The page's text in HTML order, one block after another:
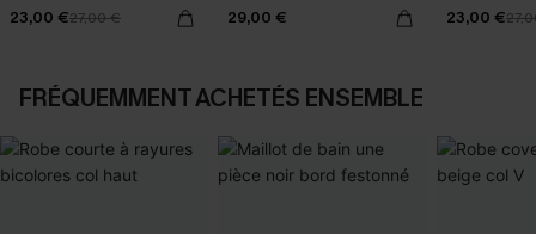
23,00 €27,00 € 29,00 € 23,00 €
FRÉQUEMMENT ACHETÉS ENSEMBLE